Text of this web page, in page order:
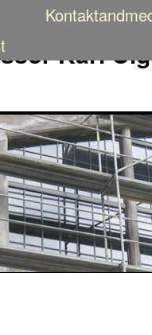
Karl